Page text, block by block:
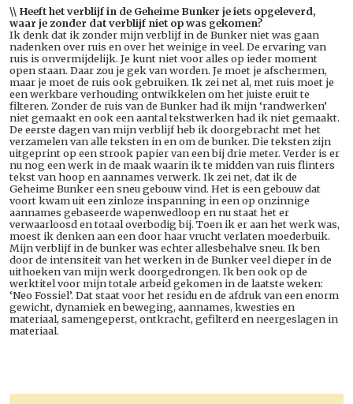
\\ Heeft het verblijf in de Geheime Bunker je iets opgeleverd,
waar je zonder dat verblijf niet op was gekomen?
Ik denk dat ik zonder mijn verblijf in de Bunker niet was gaan
nadenken over ruis en over het weinige in veel. De ervaring van
ruis is onvermijdelijk. Je kunt niet voor alles op ieder moment
open staan. Daar zou je gek van worden. Je moet je afschermen,
maar je moet de ruis ook gebruiken. Ik zei net al, met ruis moet je
een werkbare verhouding ontwikkelen om het juiste eruit te
filteren. Zonder de ruis van de Bunker had ik mijn ‘randwerken’
niet gemaakt en ook een aantal tekstwerken had ik niet gemaakt.
De eerste dagen van mijn verblijf heb ik doorgebracht met het
verzamelen van alle teksten in en om de bunker. Die teksten zijn
uitgeprint op een strook papier van een bij drie meter. Verder is er
nu nog een werk in de maak waarin ik te midden van ruis flinters
tekst van hoop en aannames verwerk. Ik zei net, dat ik de
Geheime Bunker een sneu gebouw vind. Het is een gebouw dat
voort kwam uit een zinloze inspanning in een op onzinnige
aannames gebaseerde wapenwedloop en nu staat het er
verwaarloosd en totaal overbodig bij. Toen ik er aan het werk was,
moest ik denken aan een door haar vrucht verlaten moederbuik.
Mijn verblijf in de bunker was echter allesbehalve sneu. Ik ben
door de intensiteit van het werken in de Bunker veel dieper in de
uithoeken van mijn werk doorgedrongen. Ik ben ook op de
werktitel voor mijn totale arbeid gekomen in de laatste weken:
‘Neo Fossiel’. Dat staat voor het residu en de afdruk van een enorm
gewicht, dynamiek en beweging, aannames, kwesties en
materiaal, samengeperst, ontkracht, gefilterd en neergeslagen in
materiaal.